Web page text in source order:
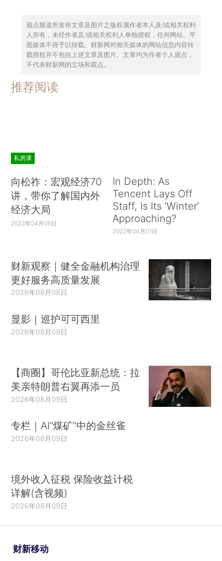
观点频道所发布文章及图片之版权属作者本人及/或相关权利
人所有，未经作者及/或相关权利人单独授权，任何网站、平
面媒体不得予以转载。财新网对相关媒体的网站信息内容转
载授权并不包括上述文章及图片。文章均为作者个人观点，
不代表财新网的立场和观点。
推荐阅读
私房课
向松祚：宏观经济70
讲，带你了解国内外
经济大局
2022年04月06日
In Depth: As
Tencent Lays Off
Staff, Is Its ‘Winter’
Approaching?
2022年04月01日
财新观察｜健全金融机构治理
更好服务高质量发展
2026年08月08日
显影｜巡护可可西里
2026年08月09日
【商圈】哥伦比亚新总统：拉
美亲特朗普右翼再添一员
2026年08月09日
专栏｜AI“煤矿”中的金丝雀
2026年08月09日
境外收入征税 保险收益计税
详解(含视频)
2026年08月09日
财新移动